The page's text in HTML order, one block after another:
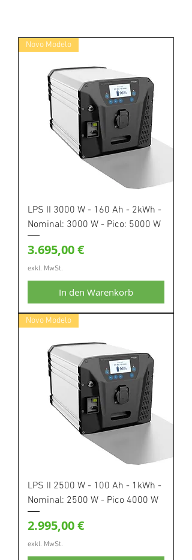
Novo Modelo
LPS II 3000 W - 160 Ah - 2kWh -
Nominal: 3000 W - Pico: 5000 W
Preis
3.695,00 €
exkl. MwSt.
In den Warenkorb
Novo Modelo
LPS II 2500 W - 100 Ah - 1kWh -
Nominal: 2500 W - Pico 4000 W
Preis
2.995,00 €
exkl. MwSt.